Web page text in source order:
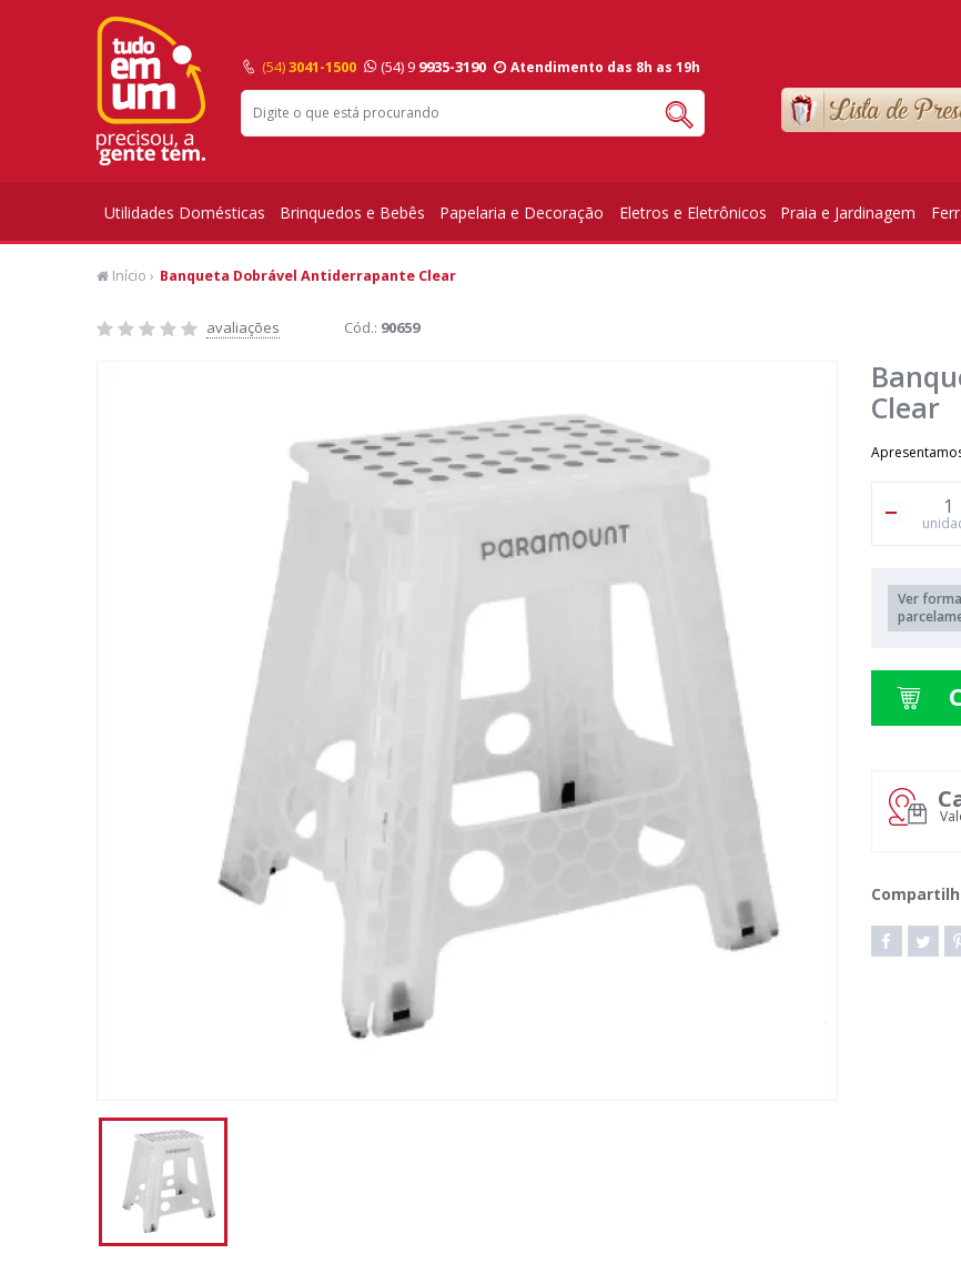
(54)3041-1500 (54) 9 9935-3190 Atendimento das 8h as 19h
Utilidades Domésticas Brinquedos e Bebês Papelaria e Decoração Eletros e Eletrônicos Praia e Jardinagem
Início › Banqueta Dobrável Antiderrapante Clear
avaliações Cód.: 90659
Clear
Ver